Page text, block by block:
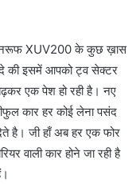
XUV200 के कुछ ख़ास
दे की इसमें आपको ट्व सेक्टर
एक पेश हो रही है। नए
कार हर कोई लेना पसंद
है। जी हाँ अब हर एक फोर
वाली कार होने जा रही है